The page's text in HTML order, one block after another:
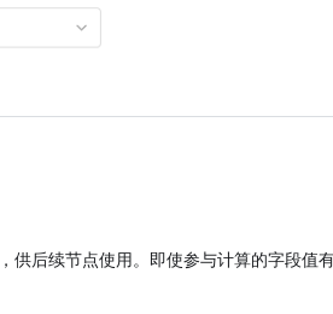
供后续节点使用。即使参与计算的字段值